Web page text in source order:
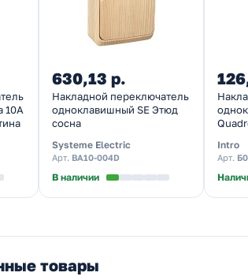
10А
630,13 р.
Накладной переключатель
одноклавишный SE Этюд
сосна
Systeme Electric
Арт. BA10-004D
В наличии
Intro
Арт.
товары